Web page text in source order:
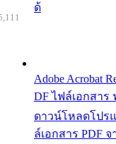
ด้
Adobe Acrobat
DF ไฟล์เอกสาร
ดาวน์โหลดโปรแ
ล์เอกสาร PDF